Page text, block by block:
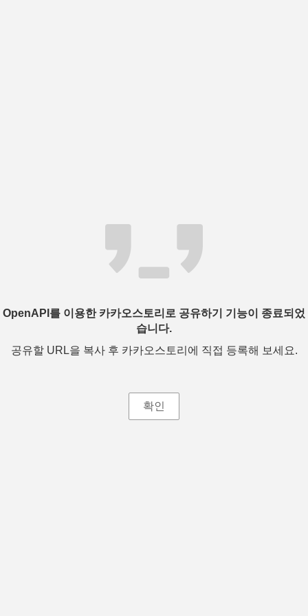
OpenAPI를 이용한 카카오스토리로 공유하기 기능이 종료되었
습니다.
공유할 URL을 복사 후 카카오스토리에 직접 등록해 보세요.
확인